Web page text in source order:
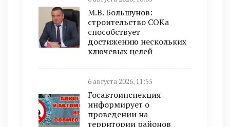
М.В. Большунов:
строительство СОКа
способствует
достижению нескольких
ключевых целей
6 августа 2026, 11:55
Госавтоинспекция
информирует о
проведении на
территории районов